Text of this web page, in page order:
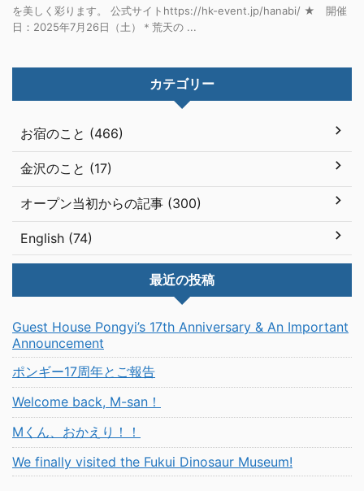
を美しく彩ります。 公式サイトhttps://hk-event.jp/hanabi/ ★ 開催
日：2025年7月26日（土）＊荒天の ...
カテゴリー
お宿のこと (466)
金沢のこと (17)
オープン当初からの記事 (300)
English (74)
最近の投稿
Guest House Pongyi’s 17th Anniversary & An Important
Announcement
ポンギー17周年とご報告
Welcome back, M-san！
Mくん、おかえり！！
We finally visited the Fukui Dinosaur Museum!